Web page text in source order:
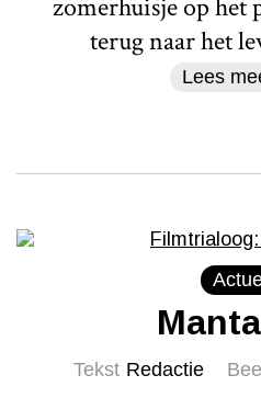
terug naar het
Lees
Tekst Redactie